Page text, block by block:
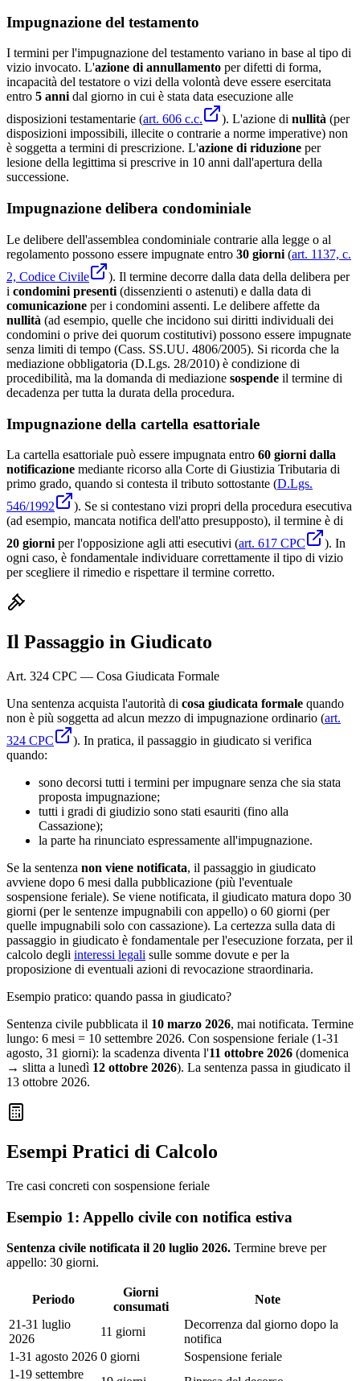
Impugnazione del testamento
I termini per l'impugnazione del testamento variano in base al tipo di
vizio invocato. L'azione di annullamento per difetti di forma,
incapacità del testatore o vizi della volontà deve essere esercitata
entro 5 anni dal giorno in cui è stata data esecuzione alle
disposizioni testamentarie (art. 606 c.c. ). L'azione di nullità (per
disposizioni impossibili, illecite o contrarie a norme imperative) non
è soggetta a termini di prescrizione. L'azione di riduzione per
lesione della legittima si prescrive in 10 anni dall'apertura della
successione.
Impugnazione delibera condominiale
Le delibere dell'assemblea condominiale contrarie alla legge o al
regolamento possono essere impugnate entro 30 giorni (art. 1137, c.
2, Codice Civile
). Il termine decorre dalla data della delibera per
i condomini presenti (dissenzienti o astenuti) e dalla data di
comunicazione per i condomini assenti. Le delibere affette da
nullità (ad esempio, quelle che incidono sui diritti individuali dei
condomini o prive dei quorum costitutivi) possono essere impugnate
senza limiti di tempo (Cass. SS.UU. 4806/2005). Si ricorda che la
mediazione obbligatoria (D.Lgs. 28/2010) è condizione di
procedibilità, ma la domanda di mediazione sospende il termine di
decadenza per tutta la durata della procedura.
Impugnazione della cartella esattoriale
La cartella esattoriale può essere impugnata entro 60 giorni dalla
notificazione mediante ricorso alla Corte di Giustizia Tributaria di
primo grado, quando si contesta il tributo sottostante (D.Lgs.
546/1992
). Se si contestano vizi propri della procedura esecutiva
(ad esempio, mancata notifica dell'atto presupposto), il termine è di
20 giorni per l'opposizione agli atti esecutivi (art. 617 CPC
). In
ogni caso, è fondamentale individuare correttamente il tipo di vizio
per scegliere il rimedio e rispettare il termine corretto.
Il Passaggio in Giudicato
Art. 324 CPC — Cosa Giudicata Formale
Una sentenza acquista l'autorità di cosa giudicata formale quando
non è più soggetta ad alcun mezzo di impugnazione ordinario (art.
324 CPC
). In pratica, il passaggio in giudicato si verifica
quando:
sono decorsi tutti i termini per impugnare senza che sia stata
proposta impugnazione;
tutti i gradi di giudizio sono stati esauriti (fino alla
Cassazione);
la parte ha rinunciato espressamente all'impugnazione.
Se la sentenza non viene notificata, il passaggio in giudicato
avviene dopo 6 mesi dalla pubblicazione (più l'eventuale
sospensione feriale). Se viene notificata, il giudicato matura dopo 30
giorni (per le sentenze impugnabili con appello) o 60 giorni (per
quelle impugnabili solo con cassazione). La certezza sulla data di
passaggio in giudicato è fondamentale per l'esecuzione forzata, per il
calcolo degli interessi legali sulle somme dovute e per la
proposizione di eventuali azioni di revocazione straordinaria.
Esempio pratico: quando passa in giudicato?
Sentenza civile pubblicata il 10 marzo 2026, mai notificata. Termine
lungo: 6 mesi = 10 settembre 2026. Con sospensione feriale (1-31
agosto, 31 giorni): la scadenza diventa l'11 ottobre 2026 (domenica
→ slitta a lunedì 12 ottobre 2026). La sentenza passa in giudicato il
13 ottobre 2026.
Esempi Pratici di Calcolo
Tre casi concreti con sospensione feriale
Esempio 1: Appello civile con notifica estiva
Sentenza civile notificata il 20 luglio 2026. Termine breve per
appello: 30 giorni.
Periodo
Giorni
consumati
Note
21-31 luglio
2026
11 giorni
Decorrenza dal giorno dopo la
notifica
1-31 agosto 2026 0 giorni
Sospensione feriale
1-19 settembre